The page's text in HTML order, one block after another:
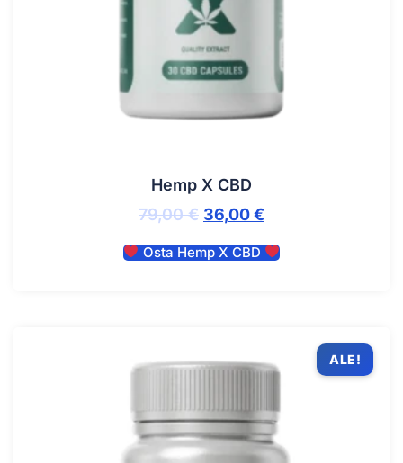
Hemp X CBD
79,00€ 36,00€
Osta Hemp X CBD
ALE!